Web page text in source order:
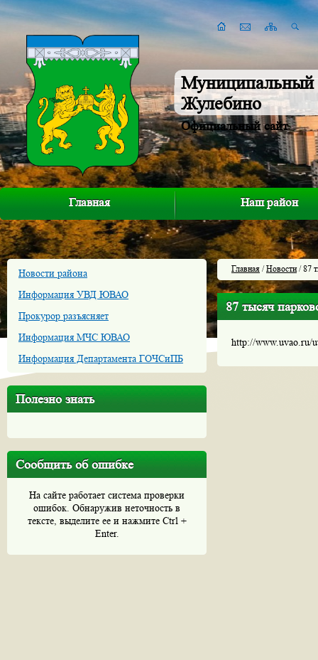
Муниципальный
Жулебино
Официальный сайт
Главная Наш район
Новости района
Информация УВД ЮВАО
Прокурор разъясняет
Информация МЧС ЮВАО
Информация Департамента ГОЧСиПБ
Полезно знать
Сообщить об ошибке
На сайте работает система проверки
ошибок. Обнаружив неточность в
тексте, выделите ее и нажмите Ctrl +
Enter.
Главная /Новости/ 87
87 тысяч
http://www.uvao.ru/